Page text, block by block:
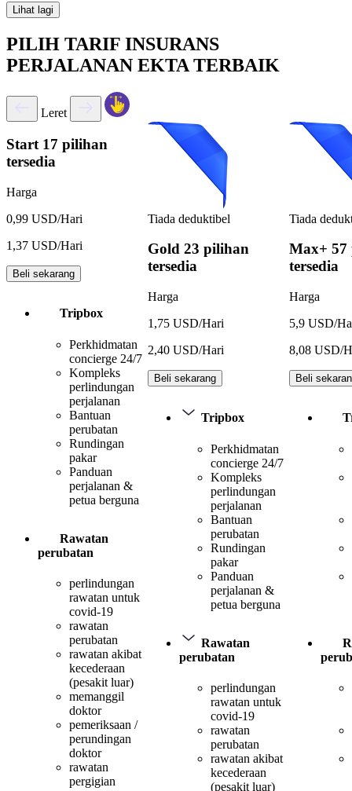
Lihat lagi
PILIH TARIF INSURANS
PERJALANAN EKTA TERBAIK
Leret
Start 17 pilihan
tersedia
Harga
0,99 USD/Hari
1,37 USD/Hari
Beli sekarang
Tripbox
Perkhidmatan
concierge 24/7
Kompleks
perlindungan
perjalanan
Bantuan
perubatan
Rundingan
pakar
Panduan
perjalanan &
petua berguna
Rawatan
perubatan
perlindungan
rawatan untuk
covid-19
rawatan
perubatan
rawatan akibat
kecederaan
(pesakit luar)
memanggil
doktor
pemeriksaan /
perundingan
doktor
rawatan
pergigian
Tiada deduktibel
Gold 23 pilihan
tersedia
Harga
1,75 USD/Hari
2,40 USD/Hari
Beli sekarang
Tripbox
Perkhidmatan
concierge 24/7
Kompleks
perlindungan
perjalanan
Bantuan
perubatan
Rundingan
pakar
Panduan
perjalanan &
petua berguna
Rawatan
perubatan
perlindungan
rawatan untuk
covid-19
rawatan
perubatan
rawatan akibat
kecederaan
(pesakit luar)
Tiada
Max+ 57
tersedia
Harga
5,9 USD/
8,08 USD/
Beli